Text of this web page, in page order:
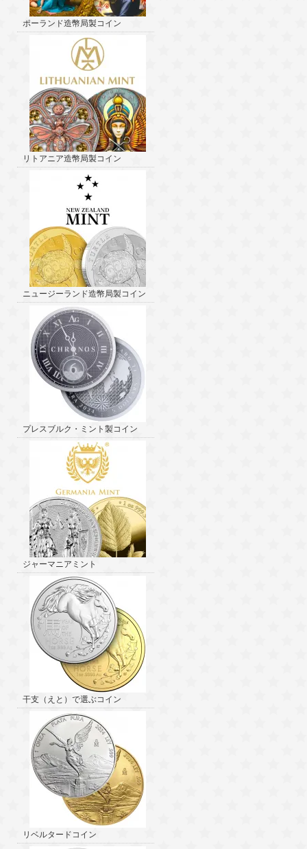
ポーランド造幣局製コイン
リトアニア造幣局製コイン
ニュージーランド造幣局製コイン
プレスブルク・ミント製コイン
ジャーマニアミント
干支（えと）で選ぶコイン
リベルタードコイン